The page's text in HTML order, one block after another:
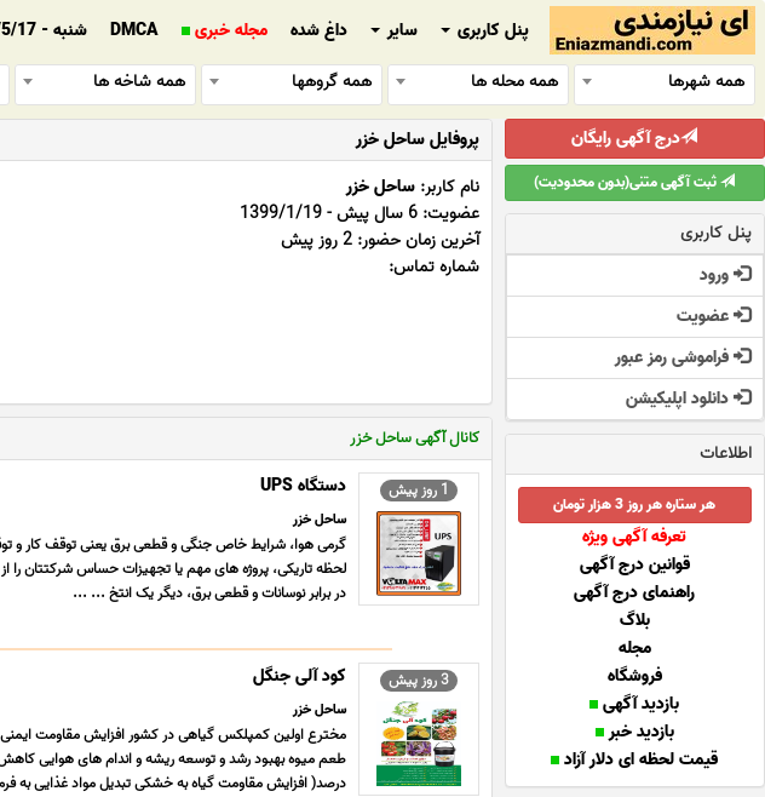
پنل کاربری سایر داغ شده مجله خبری DMCA
شنبه - 1405/5/17
همه شهرها
همه محله ها همه گروهها همه شاخه ها
پروفایل ساحل خزر
نام کاربر:ساحل خزر
عضویت: 6 سال پیش - 1399/1/19
آخرین زمان حضور: 2 روز پیش
شماره تماس:
کانال آگهی ساحل خزر
1 روز پیش دستگاه UPS
ساحل خزر
گرمی هوا، شرایط خاص جنگی و قطعی برق یعنی توقف کار و
لحظه تاریکی، پروژه های مهم یا تجهیزات حساس شرکتتان را از
در برابر نوسانات و قطعی برق، دیگر یک انتخ ... ...
3 روز پیش کود آلی جنگل
ساحل خزر
مخترع اولین کمپلکس گیاهی در کشور افزایش مقاومت
درصد( افزایش مقاومت گیاه به خشکی تبدیل مواد غذایی به
درج آگهی رایگان
ثبت آگهی متنی(بدون محدودیت)
پنل کاربری
ورود
عضویت
فراموشی رمز عبور
دانلود اپلیکیشن
اطلاعات
هر ستاره هر روز 3 هزار تومان
تعرفه آگهی ویژه
قوانین درج آگهی
راهنمای درج آگهی
بلاگ
مجله
فروشگاه
بازدید آگهی
بازدید خبر
قیمت لحظه ای دلار آزاد